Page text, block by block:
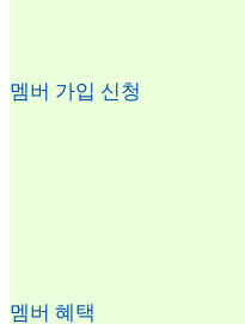
멤버 가입 신청
멤버 혜택